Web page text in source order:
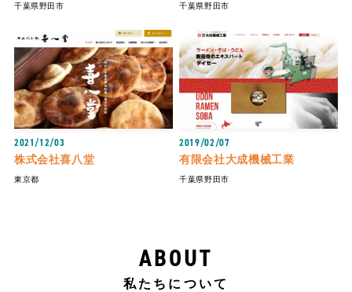
千葉県野田市 千葉県野田市
2021/12/03
株式会社喜八堂
東京都
2019/02/07
有限会社大成機械工業
千葉県野田市
ABOUT
私たちについて